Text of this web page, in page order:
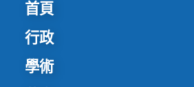
首頁
行政
學術